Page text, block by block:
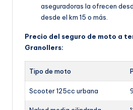
aseguradoras la ofrecen
desde el km 15 o más.
Precio del seguro de moto a
Granollers:
Tipo de moto
Scooter 125cc urbana